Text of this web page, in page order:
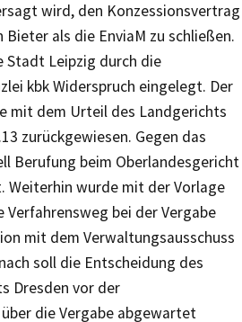
wird, den Konzessionsvertrag
als die EnviaM zu schließen.
Stadt Leipzig durch die
kbk Widerspruch eingelegt. Der
mit dem Urteil des Landgerichts
zurückgewiesen. Gegen das
Berufung beim Oberlandesgericht
Weiterhin wurde mit der Vorlage
Verfahrensweg bei der Vergabe
mit dem Verwaltungsausschuss
soll die Entscheidung des
Dresden vor der
die Vergabe abgewartet